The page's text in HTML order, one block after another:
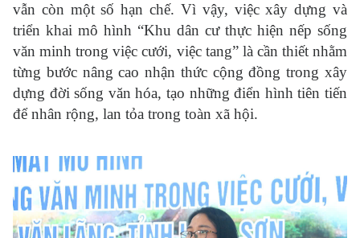
vẫn còn một số hạn chế. Vì vậy, việc xây dựng và
triển khai mô hình “Khu dân cư thực hiện nếp sống
văn minh trong việc cưới, việc tang” là cần thiết nhằm
từng bước nâng cao nhận thức cộng đồng trong xây
dựng đời sống văn hóa, tạo những điển hình tiên tiến
để nhân rộng, lan tỏa trong toàn xã hội.